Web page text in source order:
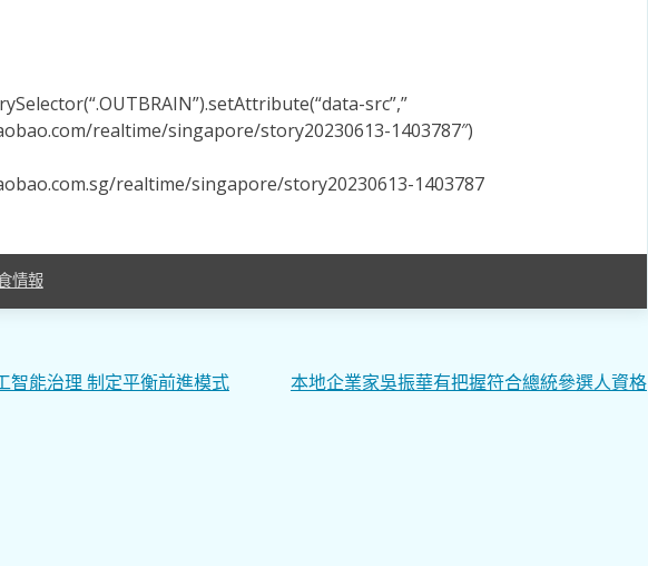
src”,”
realtime/singapore/story20230613-1403787″)
realtime/singapore/story20230613-1403787
情報
智能治理 制定平衡前進模式 本地企業家吳振華有把握符合總統參選人資格